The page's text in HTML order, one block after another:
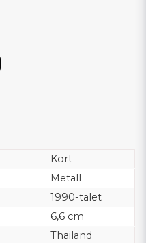
Kort
Metall
1990-talet
6,6 cm
Thailand